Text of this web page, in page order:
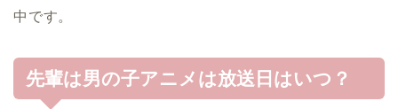
中です。
先輩は男の子アニメは放送日はいつ？